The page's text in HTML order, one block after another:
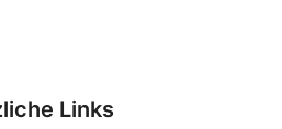
Links